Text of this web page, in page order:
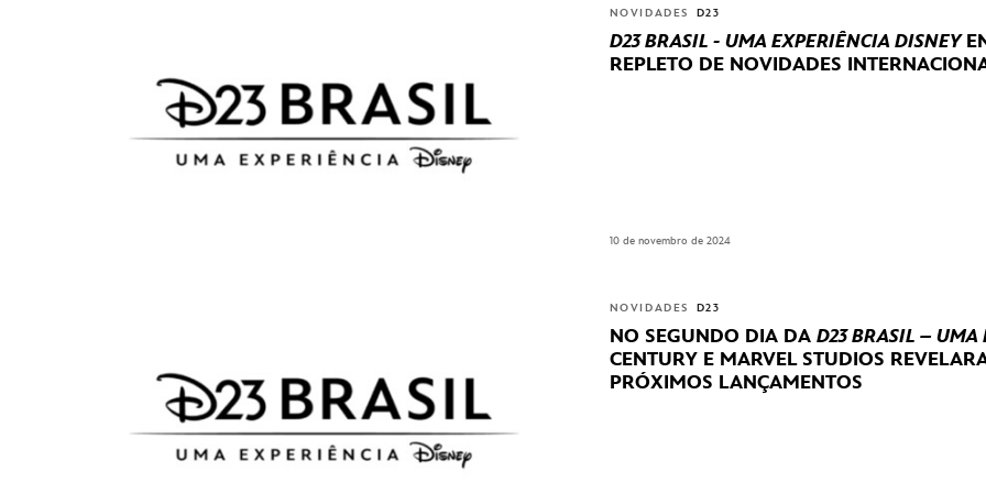
NOVIDADES D23
D23 BRASIL - UMA EXPERIÊNCIA DISNEY
REPLETO DE NOVIDADES
10 de novembro de 2024
NOVIDADES D23
NO SEGUNDO DIA DA D23 BRASIL – UMA
CENTURY E MARVEL STUDIOS
PRÓXIMOS LANÇAMENTOS